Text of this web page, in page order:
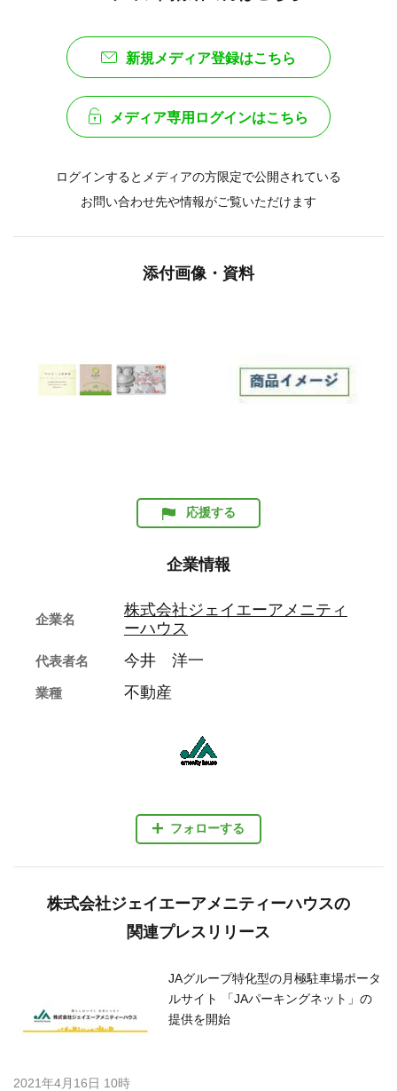
新規メディア登録はこちら
メディア専用ログインはこちら
ログインするとメディアの方限定で公開されている
お問い合わせ先や情報がご覧いただけます
添付画像・資料
応援する
企業情報
フォローする
企業名
株式会社ジェイエーアメニティ
ーハウス
代表者名 今井 洋一
業種 不動産
株式会社ジェイエーアメニティーハウスの
関連プレスリリース
JAグループ特化型の月極駐車場ポータ
ルサイト 「JAパーキングネット」の
提供を開始
2021年4月16日 10時